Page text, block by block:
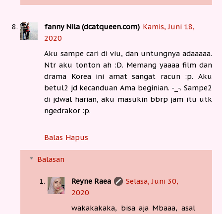
fanny Nila (dcatqueen.com) Kamis, Juni 18,
2020
Aku sampe cari di viu, dan untungnya adaaaaa.
Ntr aku tonton ah :D. Memang yaaaa film dan
drama Korea ini amat sangat racun :p. Aku
betul2 jd kecanduan Ama beginian. -_-. Sampe2
di jdwal harian, aku masukin bbrp jam itu utk
ngedrakor :p.
Balas Hapus
Balasan
Reyne Raea
Selasa, Juni 30,
2020
wakakakaka, bisa aja Mbaaa, asal